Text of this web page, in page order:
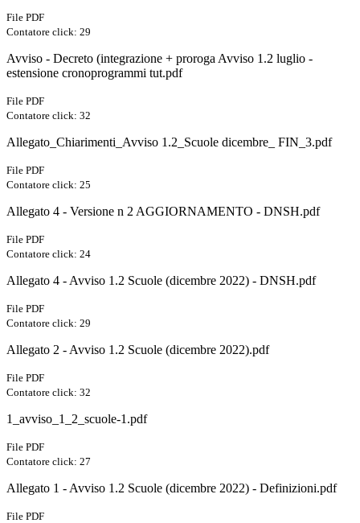
File PDF
Contatore click: 29
Avviso - Decreto (integrazione + proroga Avviso 1.2 luglio -
estensione cronoprogrammi tut.pdf
File PDF
Contatore click: 32
Allegato_Chiarimenti_Avviso 1.2_Scuole dicembre_ FIN_3.pdf
File PDF
Contatore click: 25
Allegato 4 - Versione n 2 AGGIORNAMENTO - DNSH.pdf
File PDF
Contatore click: 24
Allegato 4 - Avviso 1.2 Scuole (dicembre 2022) - DNSH.pdf
File PDF
Contatore click: 29
Allegato 2 - Avviso 1.2 Scuole (dicembre 2022).pdf
File PDF
Contatore click: 32
1_avviso_1_2_scuole-1.pdf
File PDF
Contatore click: 27
Allegato 1 - Avviso 1.2 Scuole (dicembre 2022) - Definizioni.pdf
File PDF